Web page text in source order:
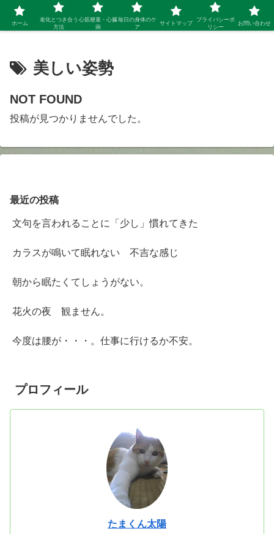
シニア 新しい人生を開拓するブログ
美しい姿勢
NOT FOUND
投稿が見つかりませんでした。
最近の投稿
文句を言われることに「少し」慣れてきた
カラスが鳴いて眠れない 不吉な感じ
朝から眠たくてしょうがない。
花火の夜 観ません。
今度は腰が・・・。仕事に行けるか不安。
プロフィール
たまくん太陽
ホーム
老化とつき合う
方法
心筋梗塞・心臓
病
毎日の身体のケ
ア
サイトマップ
プライバシーポ
リシー
お問い合わせ